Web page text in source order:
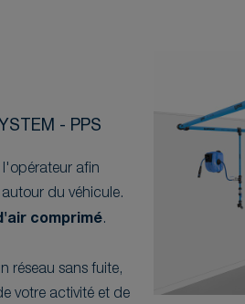
- PPS
l'opérateur afin
du véhicule.
comprimé.
réseau sans fuite,
votre activité et de